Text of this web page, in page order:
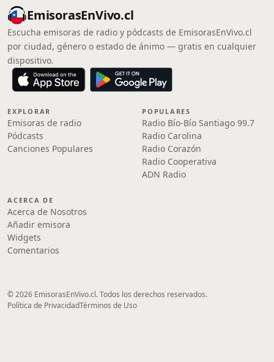
EmisorasEnVivo.cl
Escucha emisoras de radio y pódcasts de EmisorasEnVivo.cl
por ciudad, género o estado de ánimo — gratis en cualquier
dispositivo.
EXPLORAR
Emisoras de radio
Pódcasts
Canciones Populares
POPULARES
Radio Bío-Bío Santiago 99.7
Radio Carolina
Radio Corazón
Radio Cooperativa
ADN Radio
ACERCA DE
Acerca de Nosotros
Añadir emisora
Widgets
Comentarios
© 2026 EmisorasEnVivo.cl. Todos los derechos reservados.
Política de PrivacidadTérminos de Uso